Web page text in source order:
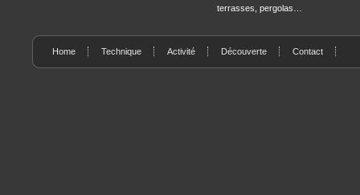
terrasses, pergolas…
Home Technique Activité Découverte Contact